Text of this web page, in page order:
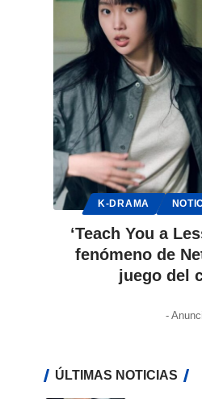
K-DRAMA
‘Teach You a
fenómeno de
juego del
-
ÚLTIMAS NOTICIAS